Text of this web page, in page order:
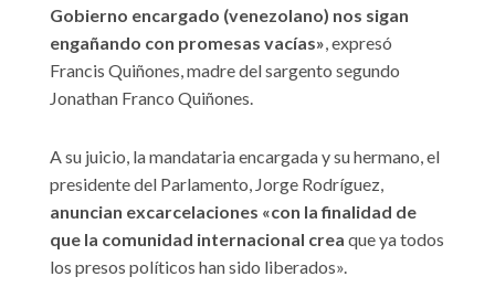
Gobierno encargado (venezolano) nos sigan
engañando con promesas vacías», expresó
Francis Quiñones, madre del sargento segundo
Jonathan Franco Quiñones.
A su juicio, la mandataria encargada y su hermano, el
presidente del Parlamento, Jorge Rodríguez,
anuncian excarcelaciones «con la finalidad de
que la comunidad internacional crea que ya todos
los presos políticos han sido liberados».